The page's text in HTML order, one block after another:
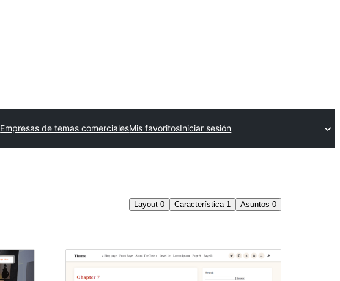
Empresas de temas comercialesMis favoritosIniciar sesión
Layout 0 Característica 1 Asuntos 0